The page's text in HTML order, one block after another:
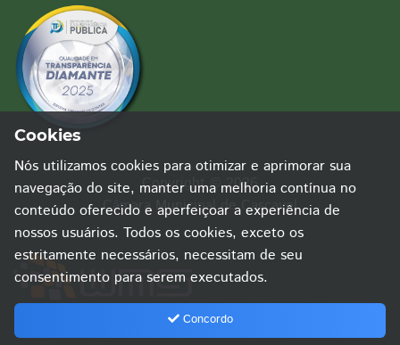
Copyright © 2026
Câmara Municipal de Cascavel
Cookies
Nós utilizamos cookies para otimizar e aprimorar sua
navegação do site, manter uma melhoria contínua no
conteúdo oferecido e aperfeiçoar a experiência de
nossos usuários. Todos os cookies, exceto os
estritamente necessários, necessitam de seu
consentimento para serem executados.
Concordo